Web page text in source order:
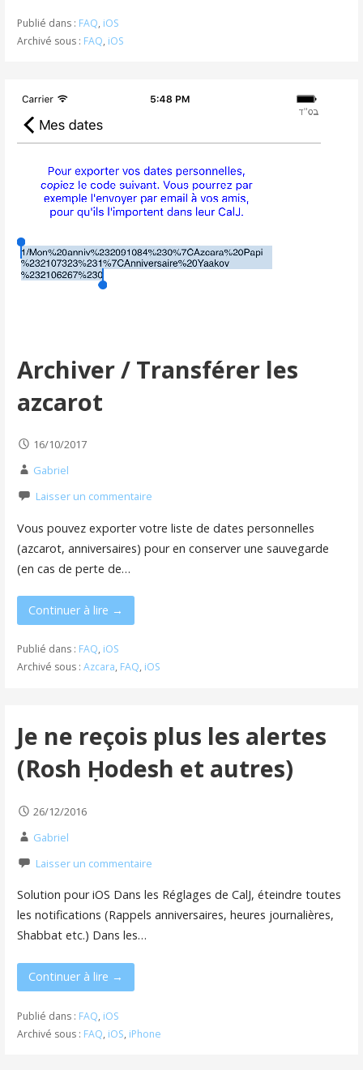
Publié dans : FAQ, iOS
Archivé sous : FAQ, iOS
Archiver / Transférer les
azcarot
16/10/2017
Gabriel
Laisser un commentaire
Vous pouvez exporter votre liste de dates personnelles
(azcarot, anniversaires) pour en conserver une sauvegarde
(en cas de perte de…
Continuer à lire →
Publié dans : FAQ, iOS
Archivé sous : Azcara, FAQ, iOS
Je ne reçois plus les alertes
(Rosh Ḥodesh et autres)
26/12/2016
Gabriel
Laisser un commentaire
Solution pour iOS Dans les Réglages de CalJ, éteindre toutes
les notifications (Rappels anniversaires, heures journalières,
Shabbat etc.) Dans les…
Continuer à lire →
Publié dans : FAQ, iOS
Archivé sous : FAQ, iOS, iPhone